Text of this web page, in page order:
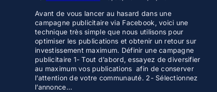
Avant de vous lancer au hasard dans une
campagne publicitaire via Facebook, voici une
technique très simple que nous utilisons pour
optimiser les publications et obtenir un retour sur
investissement maximum. Définir une campagne
publicitaire 1- Tout d’abord, essayez de diversifier
au maximum vos publications afin de conserver
l’attention de votre communauté. 2- Sélectionnez
l’annonce…